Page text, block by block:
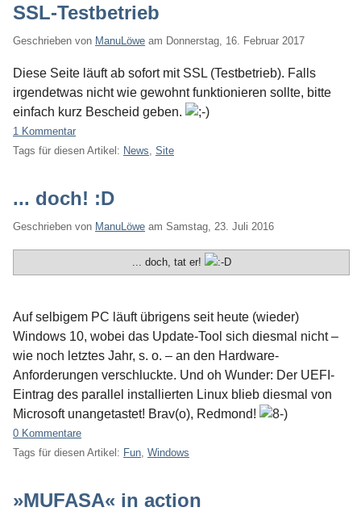
SSL-Testbetrieb
Geschrieben von ManuLöwe am Donnerstag, 16. Februar 2017
Diese Seite läuft ab sofort mit SSL (Testbetrieb). Falls
irgendetwas nicht wie gewohnt funktionieren sollte, bitte
einfach kurz Bescheid geben.
1 Kommentar
Tags für diesen Artikel: News Site
... doch! :D
Geschrieben von ManuLöwe am Samstag, 23. Juli 2016
... doch, tat er!
Auf selbigem PC läuft übrigens seit heute (wieder)
Windows 10, wobei das Update-Tool sich diesmal nicht –
wie noch letztes Jahr, s. o. – an den Hardware-
Anforderungen verschluckte. Und oh Wunder: Der UEFI-
Eintrag des parallel installierten Linux blieb diesmal von
Microsoft unangetastet! Brav(o), Redmond!
0 Kommentare
Tags für diesen Artikel: Fun Windows
»MUFASA« in action